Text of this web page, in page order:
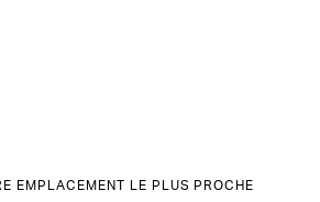
EMPLACEMENT LE PLUS PROCHE